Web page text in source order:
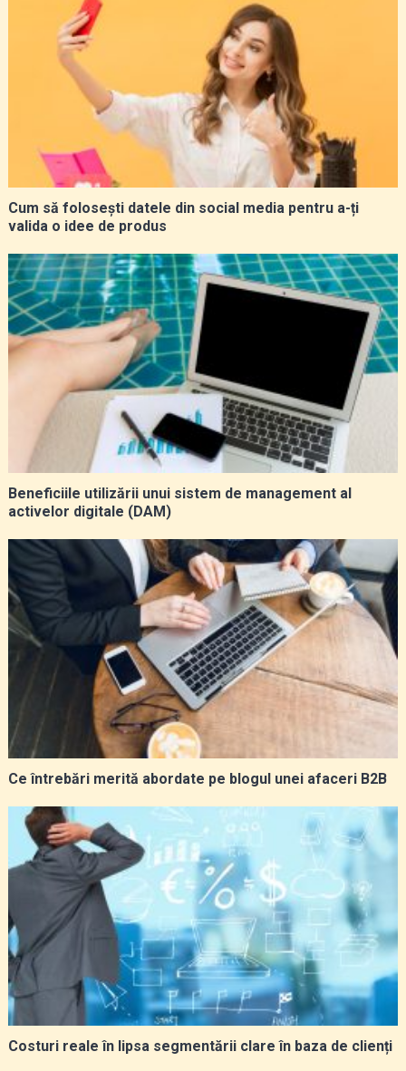
Cum să folosești datele din social media pentru a-ți
valida o idee de produs
Beneficiile utilizării unui sistem de management al
activelor digitale (DAM)
Ce întrebări merită abordate pe blogul unei afaceri B2B
Costuri reale în lipsa segmentării clare în baza de clienți